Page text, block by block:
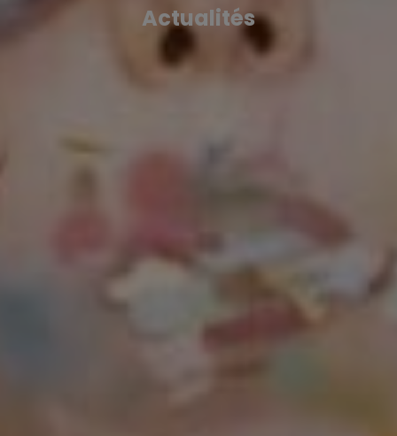
Actualités